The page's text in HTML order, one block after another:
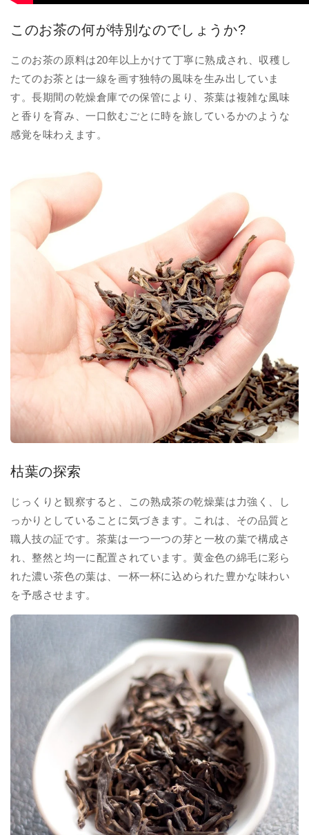
このお茶の何が特別なのでしょうか?
このお茶の原料は20年以上かけて丁寧に熟成され、収穫し
たてのお茶とは一線を画す独特の風味を生み出していま
す。長期間の乾燥倉庫での保管により、茶葉は複雑な風味
と香りを育み、一口飲むごとに時を旅しているかのような
感覚を味わえます。
枯葉の探索
じっくりと観察すると、この熟成茶の乾燥葉は力強く、し
っかりとしていることに気づきます。これは、その品質と
職人技の証です。茶葉は一つ一つの芽と一枚の葉で構成さ
れ、整然と均一に配置されています。黄金色の綿毛に彩ら
れた濃い茶色の葉は、一杯一杯に込められた豊かな味わい
を予感させます。